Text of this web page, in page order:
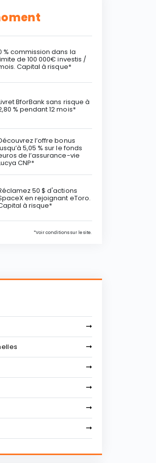
% commission dans la
de 100 000€ investis /
Capital à risque*
BforBank sans risque à
% pendant 12 mois*
l’offre bonus
5,05 % sur le fonds
de l’assurance-vie
CNP*
50 $ d'actions
en rejoignant eToro.
à risque*
*Voir conditions sur le site.